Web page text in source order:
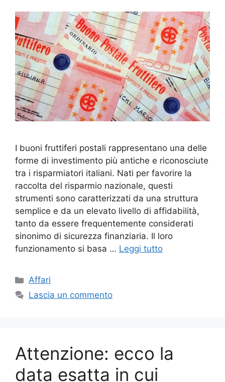
I buoni fruttiferi postali rappresentano una delle
forme di investimento più antiche e riconosciute
tra i risparmiatori italiani. Nati per favorire la
raccolta del risparmio nazionale, questi
strumenti sono caratterizzati da una struttura
semplice e da un elevato livello di affidabilità,
tanto da essere frequentemente considerati
sinonimo di sicurezza finanziaria. Il loro
funzionamento si basa … Leggi tutto
Categorie
Affari
Lascia un commento
Attenzione: ecco la
data esatta in cui